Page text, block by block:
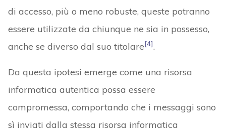
di accesso, più o meno robuste, queste potranno
essere utilizzate da chiunque ne sia in possesso,
anche se diverso dal suo titolare[4].
Da questa ipotesi emerge come una risorsa
informatica autentica possa essere
compromessa, comportando che i messaggi sono
sì inviati dalla stessa risorsa informatica